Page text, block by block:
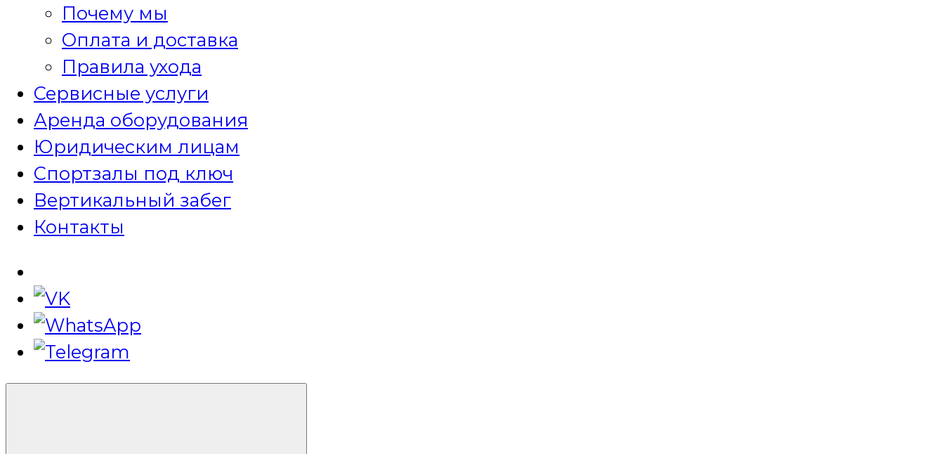
Почему мы
Оплата и доставка
Правила ухода
Сервисные услуги
Аренда оборудования
Юридическим лицам
Спортзалы под ключ
Вертикальный забег
Контакты